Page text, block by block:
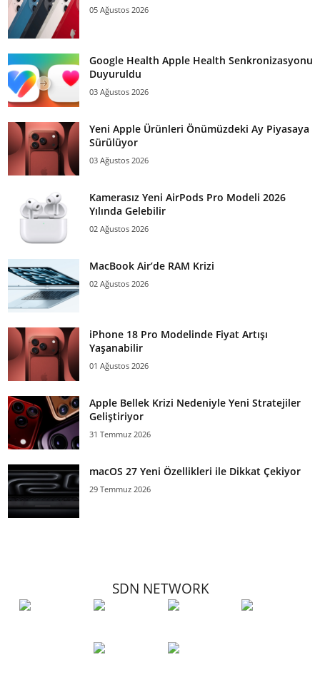
05 Ağustos 2026
Google Health Apple Health Senkronizasyonu
Duyuruldu
03 Ağustos 2026
Yeni Apple Ürünleri Önümüzdeki Ay Piyasaya
Sürülüyor
03 Ağustos 2026
Kamerasız Yeni AirPods Pro Modeli 2026
Yılında Gelebilir
02 Ağustos 2026
MacBook Air’de RAM Krizi
02 Ağustos 2026
iPhone 18 Pro Modelinde Fiyat Artışı
Yaşanabilir
01 Ağustos 2026
Apple Bellek Krizi Nedeniyle Yeni Stratejiler
Geliştiriyor
31 Temmuz 2026
macOS 27 Yeni Özellikleri ile Dikkat Çekiyor
29 Temmuz 2026
SDN NETWORK